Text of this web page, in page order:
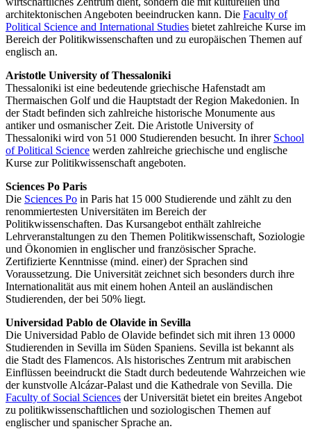
architektonischen Angeboten beeindrucken kann. Die Faculty of
Political Science and International Studies bietet zahlreiche Kurse im
Bereich der Politikwissenschaften und zu europäischen Themen auf
englisch an.
Aristotle University of Thessaloniki
Thessaloniki ist eine bedeutende griechische Hafenstadt am
Thermaischen Golf und die Hauptstadt der Region Makedonien. In
der Stadt befinden sich zahlreiche historische Monumente aus
antiker und osmanischer Zeit. Die Aristotle University of
Thessaloniki wird von 51 000 Studierenden besucht. In ihrer School
of Political Science werden zahlreiche griechische und englische
Kurse zur Politikwissenschaft angeboten.
Sciences Po Paris
Die Sciences Po in Paris hat 15 000 Studierende und zählt zu den
renommiertesten Universitäten im Bereich der
Politikwissenschaften. Das Kursangebot enthält zahlreiche
Lehrveranstaltungen zu den Themen Politikwissenschaft, Soziologie
und Ökonomien in englischer und französischer Sprache.
Zertifizierte Kenntnisse (mind. einer) der Sprachen sind
Voraussetzung. Die Universität zeichnet sich besonders durch ihre
Internationalität aus mit einem hohen Anteil an ausländischen
Studierenden, der bei 50% liegt.
Universidad Pablo de Olavide in Sevilla
Die Universidad Pablo de Olavide befindet sich mit ihren 13 0000
Studierenden in Sevilla im Süden Spaniens. Sevilla ist bekannt als
die Stadt des Flamencos. Als historisches Zentrum mit arabischen
Einflüssen beeindruckt die Stadt durch bedeutende Wahrzeichen wie
der kunstvolle Alcázar-Palast und die Kathedrale von Sevilla. Die
Faculty of Social Sciences der Universität bietet ein breites Angebot
zu politikwissenschaftlichen und soziologischen Themen auf
englischer und spanischer Sprache an.